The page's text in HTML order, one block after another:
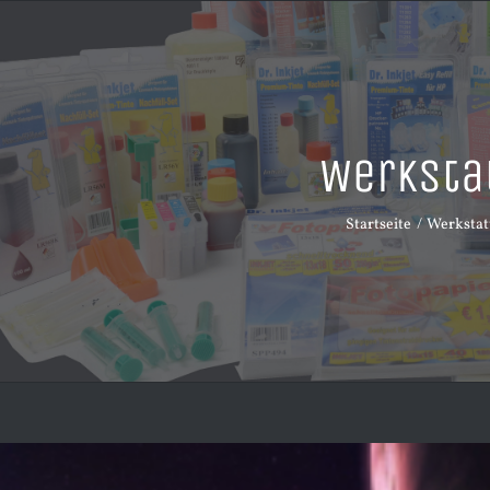
Startseite